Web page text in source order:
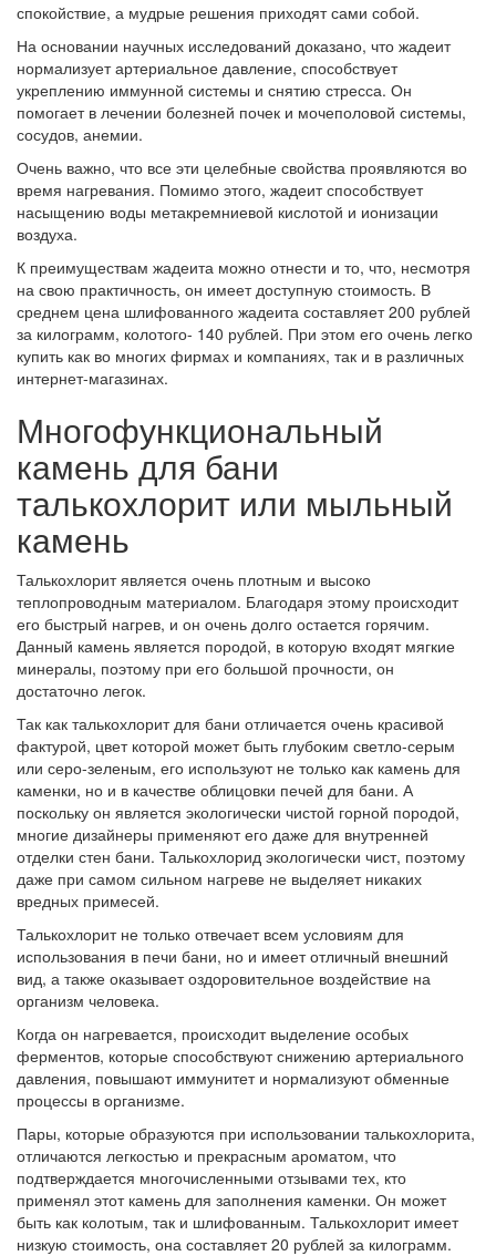
спокойствие, а мудрые решения приходят сами собой.
На основании научных исследований доказано, что жадеит
нормализует артериальное давление, способствует
укреплению иммунной системы и снятию стресса. Он
помогает в лечении болезней почек и мочеполовой системы,
сосудов, анемии.
Очень важно, что все эти целебные свойства проявляются во
время нагревания. Помимо этого, жадеит способствует
насыщению воды метакремниевой кислотой и ионизации
воздуха.
К преимуществам жадеита можно отнести и то, что, несмотря
на свою практичность, он имеет доступную стоимость. В
среднем цена шлифованного жадеита составляет 200 рублей
за килограмм, колотого- 140 рублей. При этом его очень легко
купить как во многих фирмах и компаниях, так и в различных
интернет-магазинах.
Многофункциональный
камень для бани
талькохлорит или мыльный
камень
Талькохлорит является очень плотным и высоко
теплопроводным материалом. Благодаря этому происходит
его быстрый нагрев, и он очень долго остается горячим.
Данный камень является породой, в которую входят мягкие
минералы, поэтому при его большой прочности, он
достаточно легок.
Так как талькохлорит для бани отличается очень красивой
фактурой, цвет которой может быть глубоким светло-серым
или серо-зеленым, его используют не только как камень для
каменки, но и в качестве облицовки печей для бани. А
поскольку он является экологически чистой горной породой,
многие дизайнеры применяют его даже для внутренней
отделки стен бани. Талькохлорид экологически чист, поэтому
даже при самом сильном нагреве не выделяет никаких
вредных примесей.
Талькохлорит не только отвечает всем условиям для
использования в печи бани, но и имеет отличный внешний
вид, а также оказывает оздоровительное воздействие на
организм человека.
Когда он нагревается, происходит выделение особых
ферментов, которые способствуют снижению артериального
давления, повышают иммунитет и нормализуют обменные
процессы в организме.
Пары, которые образуются при использовании талькохлорита,
отличаются легкостью и прекрасным ароматом, что
подтверждается многочисленными отзывами тех, кто
применял этот камень для заполнения каменки. Он может
быть как колотым, так и шлифованным. Талькохлорит имеет
низкую стоимость, она составляет 20 рублей за килограмм.